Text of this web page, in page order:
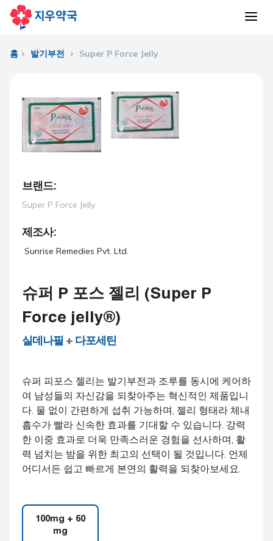
홈 발기부전 Super P Force Jelly
브랜드:
Super P Force Jelly
제조사:
Sunrise Remedies Pvt. Ltd.
슈퍼 P 포스 젤리 (Super P
Force jelly®)
실데나필 + 다포세틴
슈퍼 피포스 젤리는 발기부전과 조루를 동시에 케어하
여 남성들의 자신감을 되찾아주는 혁신적인 제품입니
다. 물 없이 간편하게 섭취 가능하며, 젤리 형태라 체내
흡수가 빨라 신속한 효과를 기대할 수 있습니다. 강력
한 이중 효과로 더욱 만족스러운 경험을 선사하며, 활
력 넘치는 밤을 위한 최고의 선택이 될 것입니다. 언제
어디서든 쉽고 빠르게 본연의 활력을 되찾아보세요.
100mg + 60
mg